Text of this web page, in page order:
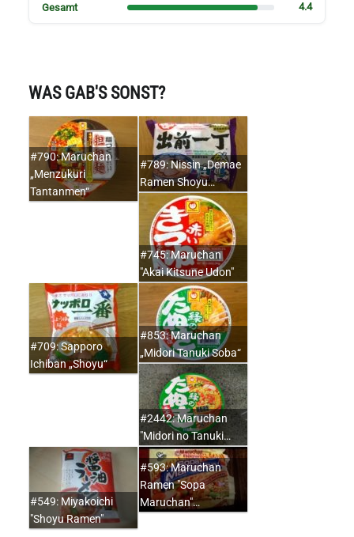
Gesamt 4.4
WAS GAB'S SONST?
#790: Maruchan
„Menzukuri
Tantanmen“
#789: Nissin „Demae
Ramen Shoyu…
#745: Maruchan
"Akai Kitsune Udon"
#709: Sapporo
Ichiban „Shoyu“
#853: Maruchan
„Midori Tanuki Soba“
#2442: Maruchan
"Midori no Tanuki…
#549: Miyakoichi
"Shoyu Ramen"
#593: Maruchan
Ramen "Sopa
Maruchan"…